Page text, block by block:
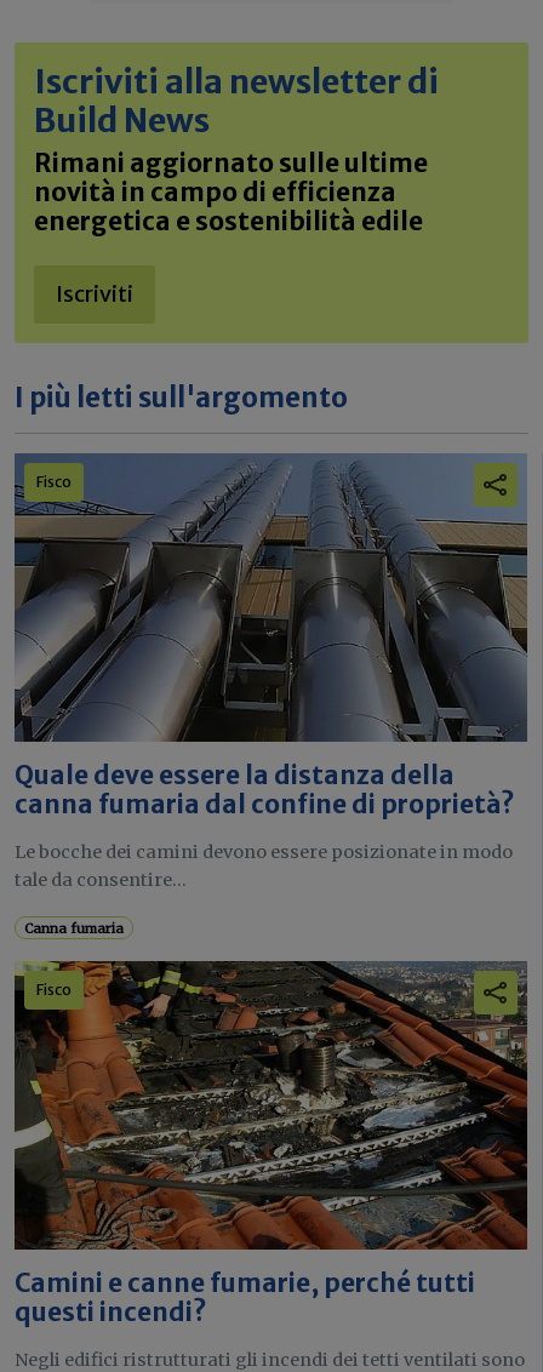
Iscriviti alla newsletter di
Build News
Rimani aggiornato sulle ultime
novità in campo di efficienza
energetica e sostenibilità edile
Iscriviti
I più letti sull'argomento
Fisco
Quale deve essere la distanza della
canna fumaria dal confine di proprietà?
Le bocche dei camini devono essere posizionate in modo
tale da consentire...
Canna fumaria
Fisco
Camini e canne fumarie, perché tutti
questi incendi?
Negli edifici ristrutturati gli incendi dei tetti ventilati sono